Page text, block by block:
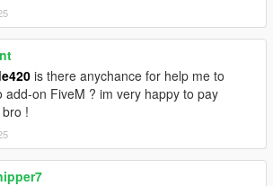
is there anychance for help me to
add-on FiveM ? im very happy to pay
!